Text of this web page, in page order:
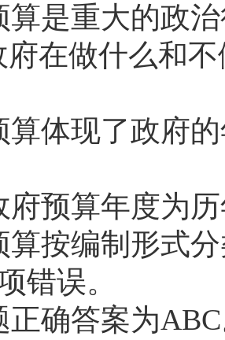
算是重大的政
府在做什么和
算体现了政府
府预算年度为
算按编制形式
错误。
正确答案为